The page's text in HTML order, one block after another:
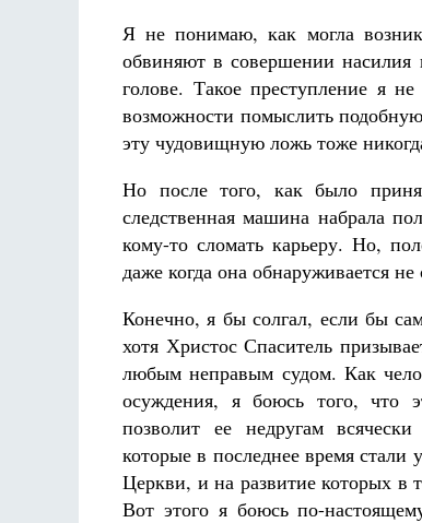
Я не понимаю, как могла
обвиняют в совершении насилия
голове. Такое преступление я
возможности помыслить
эту чудовищную ложь тоже
Но после того, как было
следственная машина набрала
кому-то сломать карьеру. Но,
даже когда она обнаруживается
Конечно, я бы солгал, если бы
хотя Христос Спаситель
любым неправым судом. Как
осуждения, я боюсь того, что
позволит ее недругам
которые в последнее время
Церкви, и на развитие которых в
Вот этого я боюсь по-